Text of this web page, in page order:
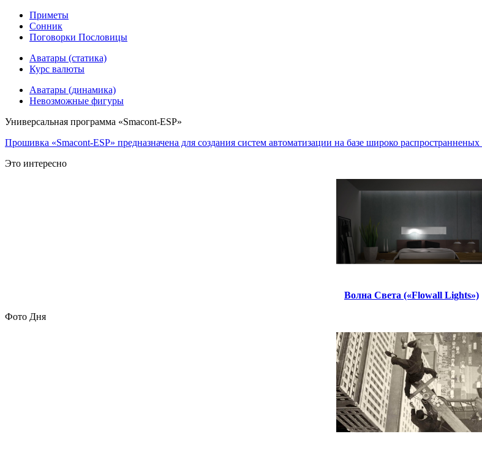
Приметы
Сонник
Поговорки Пословицы
Аватары (статика)
Курс валюты
Аватары (динамика)
Невозможные фигуры
Универсальная программа «Smacont-ESP»
Прошивка «Smacont-ESP» предназначена для создания систем автоматизации на базе широко
Это интересно
Волна Света («Flowall Lights»)
Фото Дня